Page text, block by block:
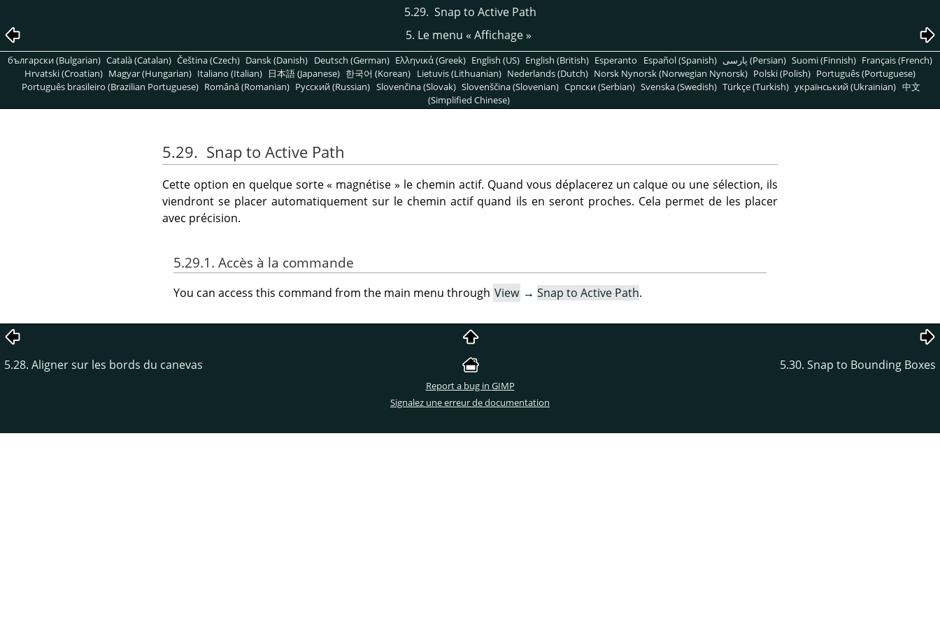
5.29. Snap to Active Path
5. Le menu « Affichage»
български (Bulgarian) Català (Catalan) Čeština (Czech) Dansk (Danish) Deutsch (German) Ελληνικά (Greek) English (US) English (British) Esperanto Español (Spanish) پارسی (Persian) Suomi (Finnish) Français (French)
Hrvatski (Croatian) Magyar (Hungarian) Italiano (Italian) 日本語 (Japanese) 한국어 (Korean) Lietuvis (Lithuanian) Nederlands (Dutch) Norsk Nynorsk (Norwegian Nynorsk) Polski (Polish) Português (Portuguese)
Português brasileiro (Brazilian Portuguese) Română (Romanian) Pусский (Russian) Slovenčina (Slovak) Slovenščina (Slovenian) Српски (Serbian) Svenska (Swedish) Türkçe (Turkish) український (Ukrainian) 中文
(Simplified Chinese)
5.29. Snap to Active Path
Cette option en quelque sorte« magnétise » le chemin actif. Quand vous déplacerez un calque ou une sélection, ils
viendront se placer automatiquement sur le chemin actif quand ils en seront proches. Cela permet de les placer
avec précision.
5.29.1. Accès à la commande
You can access this command from the main menu through View → Snap to Active Path.
5.28. Aligner sur les bords du canevas 5.30. Snap to Bounding Boxes
Report a bug in GIMP
Signalez une erreur de documentation